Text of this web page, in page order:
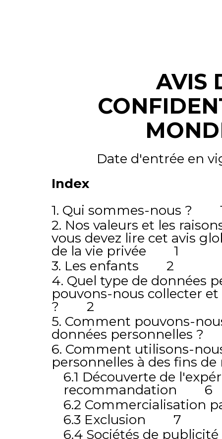
AVIS
Date d'entrée en
Index
1. Qui sommes-nous ?
2. Nos valeurs et les
vous devez lire cet avis
de la vie privée 1
3. Les enfants 2
4. Quel type de données
pouvons-nous collecter
? 2
5. Comment pouvons-
données personnelles
6. Comment utilisons-
personnelles à des fins
6.1 Découverte de
recommandation 6
6.2
6.3 Exclusion 7
6.4 Sociétés de